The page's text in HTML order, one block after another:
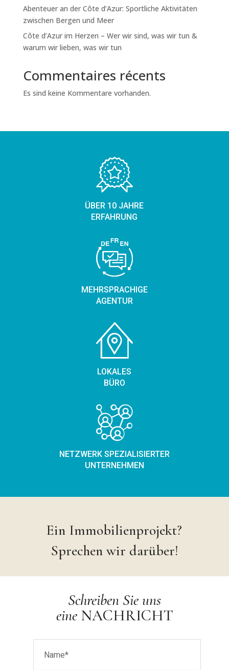
Abenteuer an der Côte d’Azur: Sportliche Aktivitäten
zwischen Bergen und Meer
Côte d’Azur im Herzen – Wer wir sind, was wir tun &
warum wir lieben, was wir tun
Commentaires récents
Es sind keine Kommentare vorhanden.
ÜBER 10 JAHRE
ERFAHRUNG
MEHRSPRACHIGE
AGENTUR
LOKALES
BÜRO
NETZWERK SPEZIALISIERTER
UNTERNEHMEN
Ein Immobilienprojekt?
Sprechen wir darüber!
Schreiben Sie uns
eineNACHRICHT